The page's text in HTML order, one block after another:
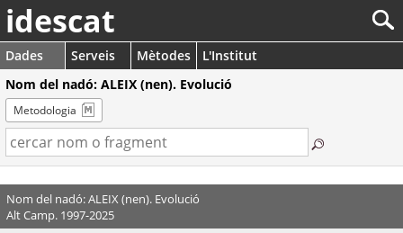
idescat
Dades Serveis Mètodes
L'Institut
Nom del nadó: ALEIX (nen). Evolució
Metodologia
Nom del nadó: ALEIX (nen). Evolució
Alt Camp. 1997-2025